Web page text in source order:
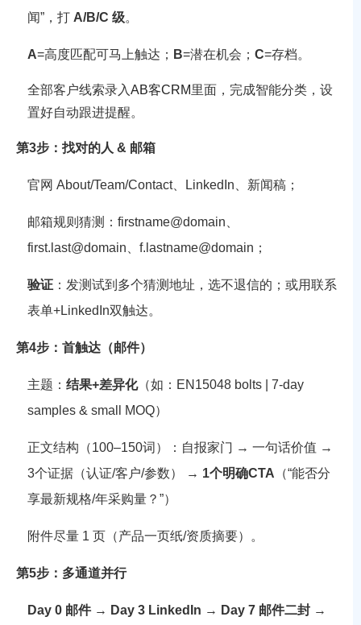
闻”，打 A/B/C 级。
A=高度匹配可马上触达； B=潜在机会； C=存档。
全部客户线索录入AB客CRM里面，完成智能分类，设
置好自动跟进提醒。
第3步：找对的人 & 邮箱
官网 About/Team/Contact、LinkedIn、新闻稿；
邮箱规则猜测： firstname@domain
first.last@domain
f.lastname@domain ；
验证 ：发测试到多个猜测地址，选不退信的；或用联系
表单+LinkedIn双触达。
第4步：首触达（邮件）
主题： 结果+差异化（如： EN15048 bolts | 7-day
samples & small MOQ）
正文结构（100–150词）：自报家门 → 一句话价值 →
3个证据（认证/客户/参数） → 1个明确CTA （“能否分
享最新规格/年采购量？”）
附件尽量 1 页（产品一页纸/资质摘要）。
第5步：多通道并行
Day 0 邮件→ Day 3 LinkedIn → Day 7 邮件二封 →